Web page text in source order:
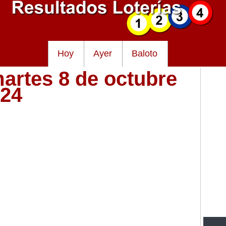
Hoy Ayer Baloto
8 de octubre